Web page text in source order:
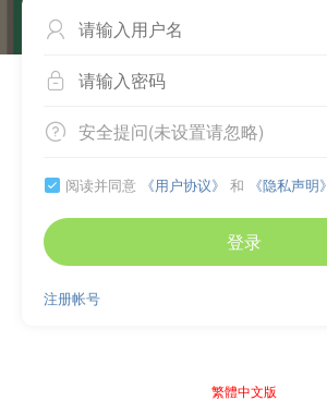


 安全提问(未设置请忽略)
 阅读并同意 《用户协议》 和 《隐私声明》
登录
注册帐号
繁體中文版